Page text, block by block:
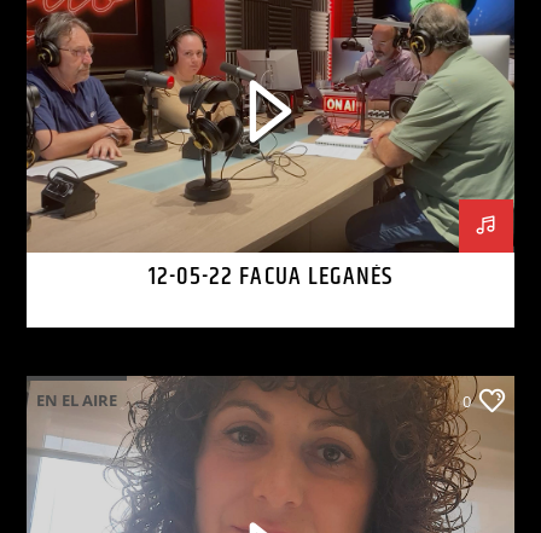
12-05-22 FACUA LEGANÉS
EN EL AIRE 0